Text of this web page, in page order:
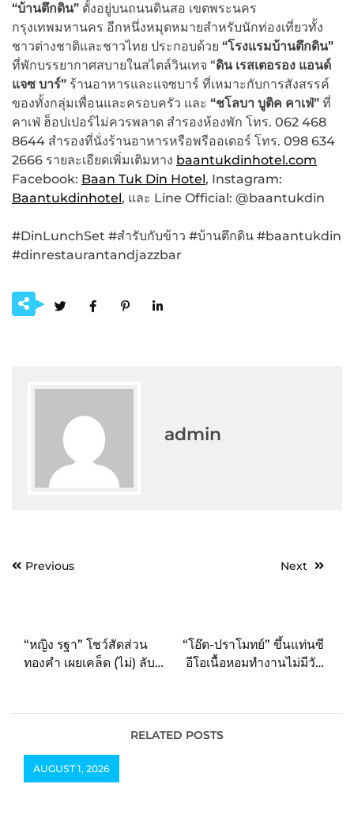
“บ้านตึกดิน” ตั้งอยู่บนถนนดินสอ เขตพระนคร
กรุงเทพมหานคร อีกหนึ่งหมุดหมายสำหรับนักท่องเที่ยวทั้ง
ชาวต่างชาติและชาวไทย ประกอบด้วย “โรงแรมบ้านตึกดิน”
ที่พักบรรยากาศสบายในสไตล์วินเทจ “ดิน เรสเตอรอง แอนด์
แจซ บาร์” ร้านอาหารและแจซบาร์ ที่เหมาะกับการสังสรรค์
ของทั้งกลุ่มเพื่อนและครอบครัว และ “ชโลบา บูติค คาเฟ่” ที่
คาเฟ่ ฮ็อปเปอร์ไม่ควรพลาด สำรองห้องพัก โทร. 062 468
8644 สำรองที่นั่งร้านอาหารหรือพรีออเดอร์ โทร. 098 634
2666 รายละเอียดเพิ่มเติมทาง baantukdinhotel.com
Facebook: Baan Tuk Din Hotel, Instagram:
Baantukdinhotel, และ Line Official: @baantukdin
#DinLunchSet #สำรับกับข้าว #บ้านตึกดิน #baantukdin
#dinrestaurantandjazzbar
admin
PostPrevious
“หญิง รฐา” โชว์สัดส่วน
ทองคำ เผยเคล็ด (ไม่) ลับ
Next
“โอ๊ต-ปราโมทย์” ขึ้นแท่นซี
อีโอเนื้อหอมทำงานไม่มีวัน
สินค้าลิมิเต็ดจาก โคตรคูล
ในงานบ้านและไลฟ์สไตล์
RELATED POSTS
AUGUST 1, 2026